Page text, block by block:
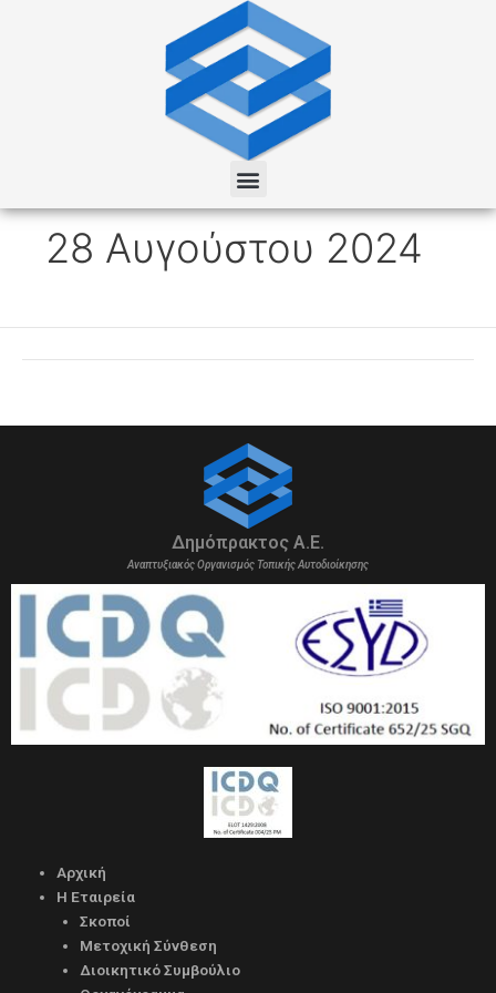
Menu
28 Αυγούστου 2024
Δημόπρακτος Α.Ε.
Αναπτυξιακός Οργανισμός Τοπικής Αυτοδιοίκησης
Αρχική
Η Εταιρεία
Σκοποί
Μετοχική Σύνθεση
Διοικητικό Συμβούλιο